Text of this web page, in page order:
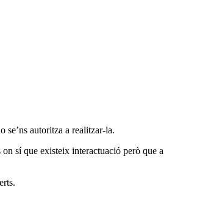
se’ns autoritza a realitzar-la.
sí que existeix interactuació però que a